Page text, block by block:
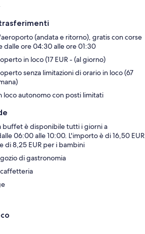
(andata e ritorno), gratis con corse
dalle ore 04:30 alle ore 01:30
in loco (17 EUR - (al giorno)
senza limitazioni di orario in loco (67
loco autonomo con posti limitati
buffet è disponibile tutti i giorni a
06:00 alle 10:00. L'importo è di 16,50 EUR
di 8,25 EUR per i bambini
di gastronomia